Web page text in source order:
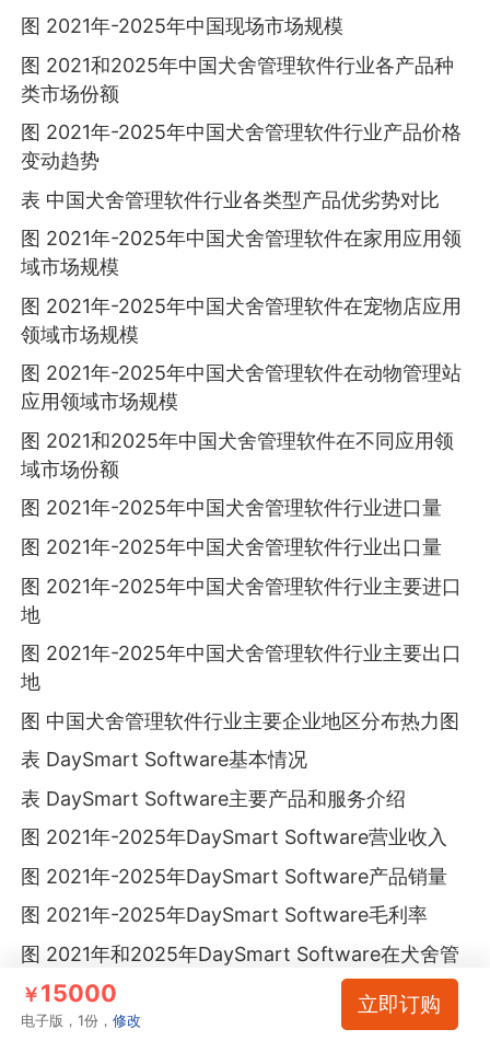
图 2021年-2025年中国现场市场规模
图 2021和2025年中国犬舍管理软件行业各产品种
类市场份额
图 2021年-2025年中国犬舍管理软件行业产品价格
变动趋势
表 中国犬舍管理软件行业各类型产品优劣势对比
图 2021年-2025年中国犬舍管理软件在家用应用领
域市场规模
图 2021年-2025年中国犬舍管理软件在宠物店应用
领域市场规模
图 2021年-2025年中国犬舍管理软件在动物管理站
应用领域市场规模
图 2021和2025年中国犬舍管理软件在不同应用领
域市场份额
图 2021年-2025年中国犬舍管理软件行业进口量
图 2021年-2025年中国犬舍管理软件行业出口量
图 2021年-2025年中国犬舍管理软件行业主要进口
地
图 2021年-2025年中国犬舍管理软件行业主要出口
地
图 中国犬舍管理软件行业主要企业地区分布热力图
表 DaySmart Software基本情况
表 DaySmart Software主要产品和服务介绍
图 2021年-2025年DaySmart Software营业收入
图 2021年-2025年DaySmart Software产品销量
图 2021年-2025年DaySmart Software毛利率
图 2021年和2025年DaySmart Software在犬舍管
理软件行业市场份额
表 DaySmart Software SWOT分析
￥15000
电子版，1份，修改
立即订购